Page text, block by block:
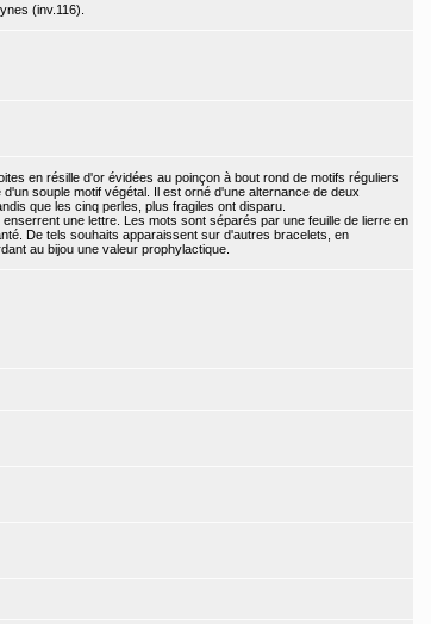
(inv.116).
en résille d'or évidées au poinçon à bout rond de motifs réguliers
souple motif végétal. Il est orné d'une alternance de deux
que les cinq perles, plus fragiles ont disparu.
une lettre. Les mots sont séparés par une feuille de lierre en
De tels souhaits apparaissent sur d'autres bracelets, en
au bijou une valeur prophylactique.